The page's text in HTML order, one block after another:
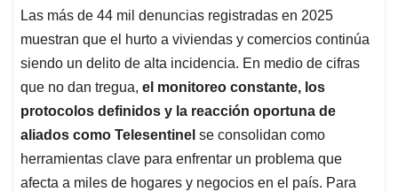
Las más de 44 mil denuncias registradas en 2025
muestran que el hurto a viviendas y comercios continúa
siendo un delito de alta incidencia. En medio de cifras
que no dan tregua, el monitoreo constante, los
protocolos definidos y la reacción oportuna de
aliados como Telesentinel se consolidan como
herramientas clave para enfrentar un problema que
afecta a miles de hogares y negocios en el país. Para